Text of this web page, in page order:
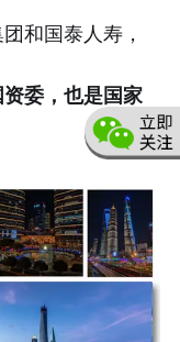
和国泰人寿，
委，也是国家